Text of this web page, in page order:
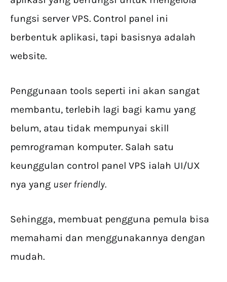
fungsi server VPS. Control panel ini
berbentuk aplikasi, tapi basisnya adalah
website.
Penggunaan tools seperti ini akan sangat
membantu, terlebih lagi bagi kamu yang
belum, atau tidak mempunyai skill
pemrograman komputer. Salah satu
keunggulan control panel VPS ialah UI/UX
nya yang user friendly.
Sehingga, membuat pengguna pemula bisa
memahami dan menggunakannya dengan
mudah.